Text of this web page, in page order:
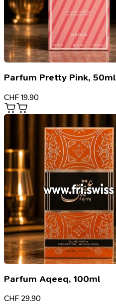
Parfum Pretty Pink, 50ml
CHF 19.90
Parfum Aqeeq, 100ml
CHF 29.90